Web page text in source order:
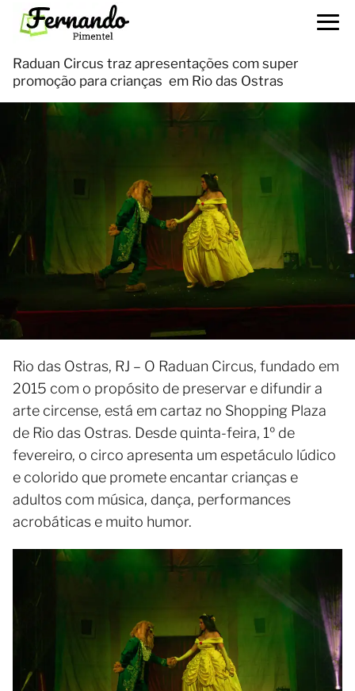
Raduan Circus traz apresentações com super
promoção para crianças em Rio das Ostras
Rio das Ostras, RJ – O Raduan Circus, fundado em
2015 com o propósito de preservar e difundir a
arte circense, está em cartaz no Shopping Plaza
de Rio das Ostras. Desde quinta-feira, 1º de
fevereiro, o circo apresenta um espetáculo lúdico
e colorido que promete encantar crianças e
adultos com música, dança, performances
acrobáticas e muito humor.